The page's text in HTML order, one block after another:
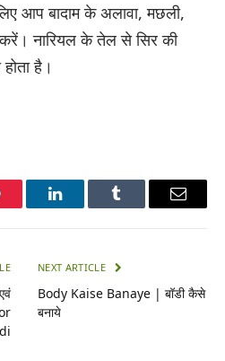
आप बादाम के अलावा, मछली,
नारियल के तेल से सिर की
है।
LinkedInTumblr Email
NEXT ARTICLE
Body Kaise Banaye | बॉडी कैसे
बनाये